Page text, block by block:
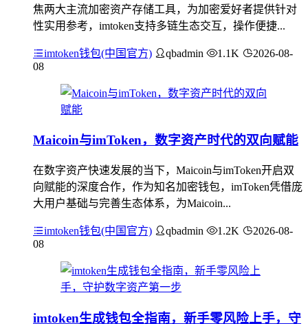
焦两大主流加密资产存储工具，为加密爱好者提供针对
性实用参考，imtoken支持多链生态交互，操作便捷...
imtoken钱包(中国官方) qbadmin 1.1K
2026-08-
08
Maicoin与imToken，数字资产时代的双向赋能
在数字资产快速发展的当下，Maicoin与imToken开启双
向赋能的深度合作，作为知名加密钱包，imToken凭借庞
大用户基础与完善生态体系，为Maicoin...
imtoken钱包(中国官方) qbadmin 1.2K
2026-08-
08
imtoken生成钱包全指南，新手零风险上手，守